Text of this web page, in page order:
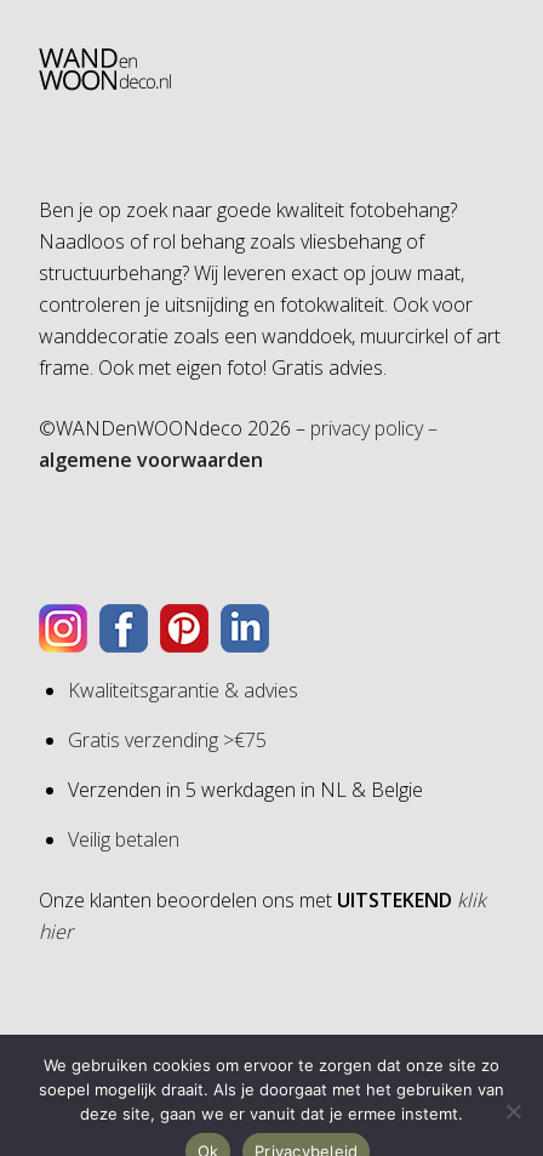
Ben je op zoek naar goede kwaliteit fotobehang?
Naadloos of rol behang zoals vliesbehang of
structuurbehang? Wij leveren exact op jouw maat,
controleren je uitsnijding en fotokwaliteit. Ook voor
wanddecoratie zoals een wanddoek, muurcirkel of art
frame. Ook met eigen foto! Gratis advies.
©WANDenWOONdeco 2026 – privacy policy –
algemene voorwaarden
Kwaliteitsgarantie & advies
Gratis verzending >€75
Verzenden in 5 werkdagen in NL & Belgie
Veilig betalen
Onze klanten beoordelen ons met UITSTEKEND klik
hier
4,6 van 5 sterren (op basis van 30 reviews)
We gebruiken cookies om ervoor te zorgen dat onze site zo
soepel mogelijk draait. Als je doorgaat met het gebruiken van
deze site, gaan we er vanuit dat je ermee instemt.
Ok
Privacybeleid